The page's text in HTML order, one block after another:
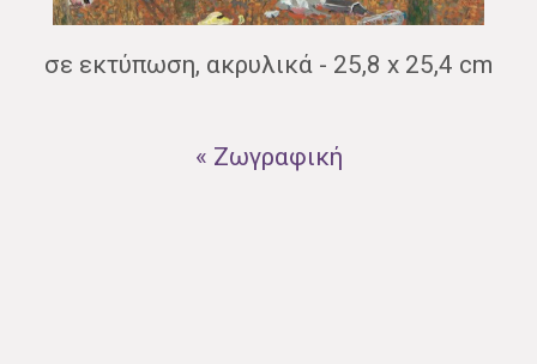
σε εκτύπωση, ακρυλικά - 25,8 x 25,4 cm
« Ζωγραφική